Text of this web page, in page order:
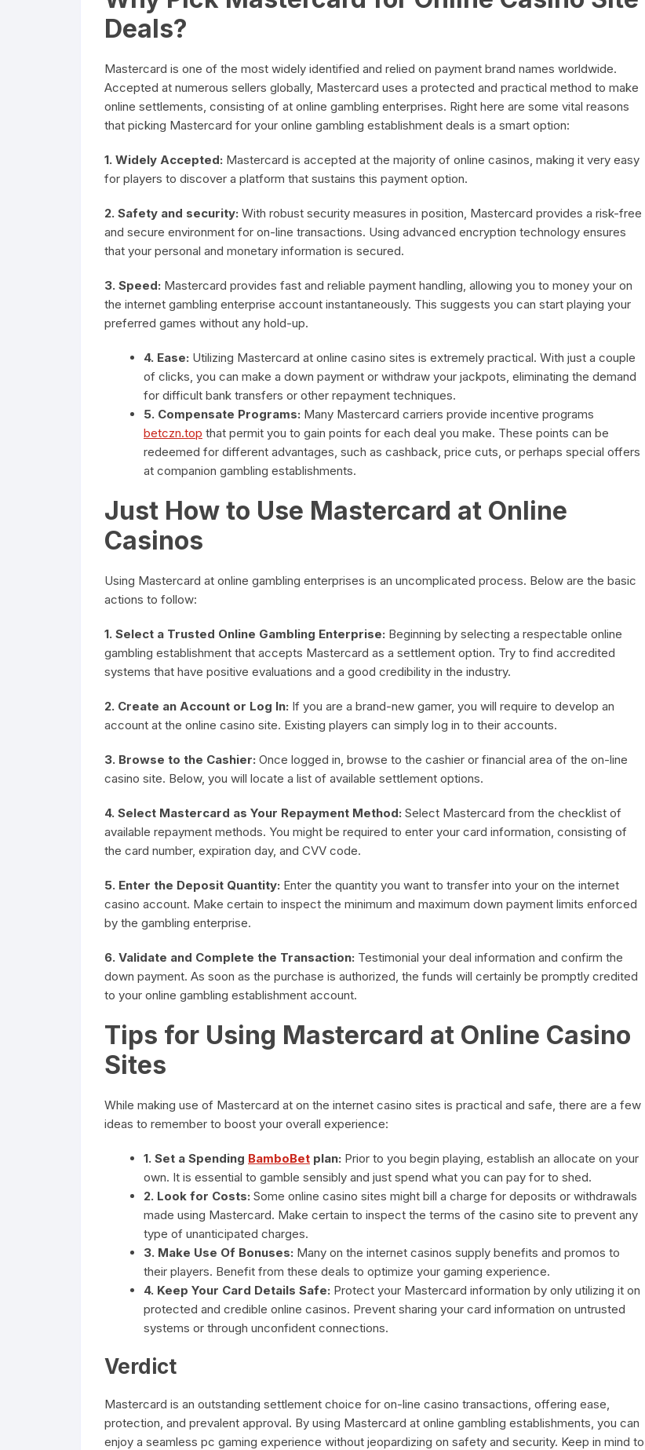
Deals?
Mastercard is one of the most widely identified and relied on payment brand names worldwide.
Accepted at numerous sellers globally, Mastercard uses a protected and practical method to make
online settlements, consisting of at online gambling enterprises. Right here are some vital reasons
that picking Mastercard for your online gambling establishment deals is a smart option:
1. Widely Accepted: Mastercard is accepted at the majority of online casinos, making it very easy
for players to discover a platform that sustains this payment option.
2. Safety and security: With robust security measures in position, Mastercard provides a risk-free
and secure environment for on-line transactions. Using advanced encryption technology ensures
that your personal and monetary information is secured.
3. Speed: Mastercard provides fast and reliable payment handling, allowing you to money your on
the internet gambling enterprise account instantaneously. This suggests you can start playing your
preferred games without any hold-up.
4. Ease: Utilizing Mastercard at online casino sites is extremely practical. With just a couple
of clicks, you can make a down payment or withdraw your jackpots, eliminating the demand
for difficult bank transfers or other repayment techniques.
5. Compensate Programs: Many Mastercard carriers provide incentive programs
betczn.top that permit you to gain points for each deal you make. These points can be
redeemed for different advantages, such as cashback, price cuts, or perhaps special offers
at companion gambling establishments.
Just How to Use Mastercard at Online
Casinos
Using Mastercard at online gambling enterprises is an uncomplicated process. Below are the basic
actions to follow:
1. Select a Trusted Online Gambling Enterprise: Beginning by selecting a respectable online
gambling establishment that accepts Mastercard as a settlement option. Try to find accredited
systems that have positive evaluations and a good credibility in the industry.
2. Create an Account or Log In: If you are a brand-new gamer, you will require to develop an
account at the online casino site. Existing players can simply log in to their accounts.
3. Browse to the Cashier: Once logged in, browse to the cashier or financial area of the on-line
casino site. Below, you will locate a list of available settlement options.
4. Select Mastercard as Your Repayment Method: Select Mastercard from the checklist of
available repayment methods. You might be required to enter your card information, consisting of
the card number, expiration day, and CVV code.
5. Enter the Deposit Quantity: Enter the quantity you want to transfer into your on the internet
casino account. Make certain to inspect the minimum and maximum down payment limits enforced
by the gambling enterprise.
6. Validate and Complete the Transaction: Testimonial your deal information and confirm the
down payment. As soon as the purchase is authorized, the funds will certainly be promptly credited
to your online gambling establishment account.
Tips for Using Mastercard at Online Casino
Sites
While making use of Mastercard at on the internet casino sites is practical and safe, there are a few
ideas to remember to boost your overall experience:
1. Set a Spending BamboBet plan: Prior to you begin playing, establish an allocate on your
own. It is essential to gamble sensibly and just spend what you can pay for to shed.
2. Look for Costs: Some online casino sites might bill a charge for deposits or withdrawals
made using Mastercard. Make certain to inspect the terms of the casino site to prevent any
type of unanticipated charges.
3. Make Use Of Bonuses: Many on the internet casinos supply benefits and promos to
their players. Benefit from these deals to optimize your gaming experience.
4. Keep Your Card Details Safe: Protect your Mastercard information by only utilizing it on
protected and credible online casinos. Prevent sharing your card information on untrusted
systems or through unconfident connections.
Verdict
Mastercard is an outstanding settlement choice for on-line casino transactions, offering ease,
protection, and prevalent approval. By using Mastercard at online gambling establishments, you can
enjoy a seamless pc gaming experience without jeopardizing on safety and security. Keep in mind to